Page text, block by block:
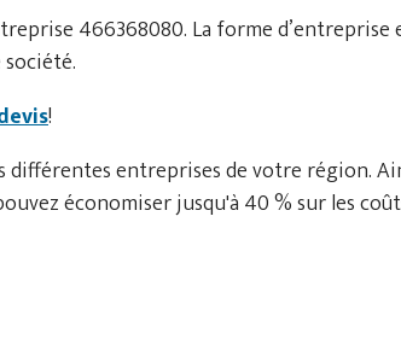
466368080. La forme
!
différentes entreprises de votre
économiser jusqu'à 40 % sur les